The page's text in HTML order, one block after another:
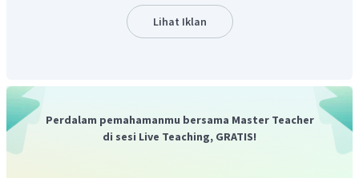
Lihat Iklan
Perdalam pemahamanmu bersama Master Teacher
di sesi Live Teaching, GRATIS!